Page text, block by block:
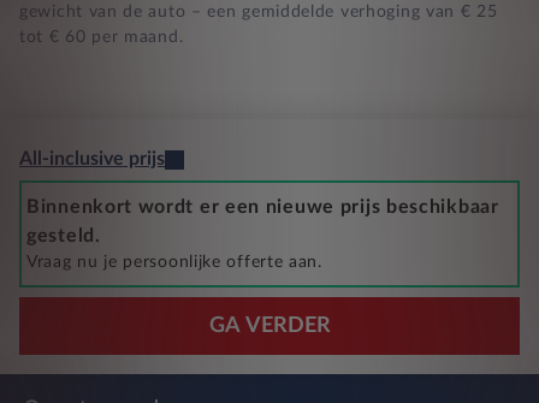
gewicht van de auto – een gemiddelde verhoging van € 25
tot € 60 per maand.
All-inclusive prijs
Binnenkort wordt er een nieuwe prijs beschikbaar
gesteld.
Vraag nu je persoonlijke offerte aan.
GA VERDER